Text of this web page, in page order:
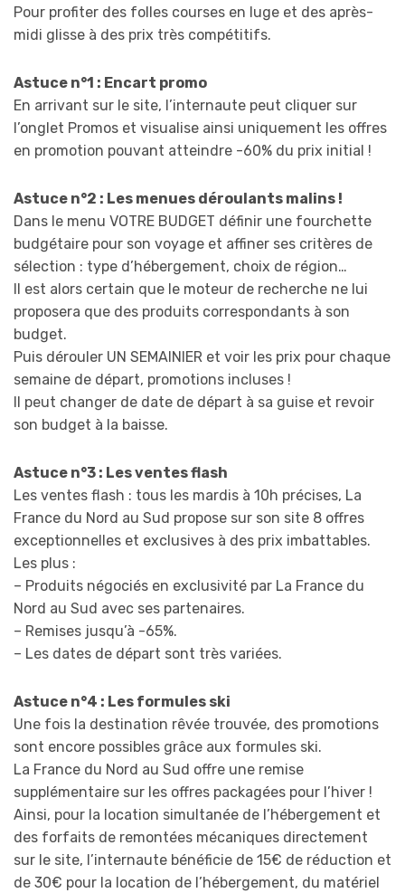
Pour profiter des folles courses en luge et des après-
midi glisse à des prix très compétitifs.
Astuce n°1 : Encart promo
En arrivant sur le site, l’internaute peut cliquer sur
l’onglet Promos et visualise ainsi uniquement les offres
en promotion pouvant atteindre -60% du prix initial !
Astuce n°2 : Les menues déroulants malins !
Dans le menu VOTRE BUDGET définir une fourchette
budgétaire pour son voyage et affiner ses critères de
sélection : type d’hébergement, choix de région…
Il est alors certain que le moteur de recherche ne lui
proposera que des produits correspondants à son
budget.
Puis dérouler UN SEMAINIER et voir les prix pour chaque
semaine de départ, promotions incluses !
Il peut changer de date de départ à sa guise et revoir
son budget à la baisse.
Astuce n°3 : Les ventes flash
Les ventes flash : tous les mardis à 10h précises, La
France du Nord au Sud propose sur son site 8 offres
exceptionnelles et exclusives à des prix imbattables.
Les plus :
– Produits négociés en exclusivité par La France du
Nord au Sud avec ses partenaires.
– Remises jusqu’à -65%.
– Les dates de départ sont très variées.
Astuce n°4 : Les formules ski
Une fois la destination rêvée trouvée, des promotions
sont encore possibles grâce aux formules ski.
La France du Nord au Sud offre une remise
supplémentaire sur les offres packagées pour l’hiver !
Ainsi, pour la location simultanée de l’hébergement et
des forfaits de remontées mécaniques directement
sur le site, l’internaute bénéficie de 15€ de réduction et
de 30€ pour la location de l’hébergement, du matériel